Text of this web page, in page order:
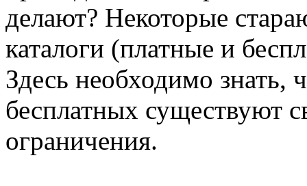
делают? Некоторые
каталоги (платные и
Здесь необходимо знать,
бесплатных существуют
ограничения.